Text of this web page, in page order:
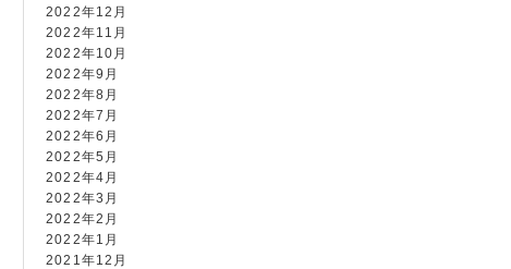
2022年12月
2022年11月
2022年10月
2022年9月
2022年8月
2022年7月
2022年6月
2022年5月
2022年4月
2022年3月
2022年2月
2022年1月
2021年12月